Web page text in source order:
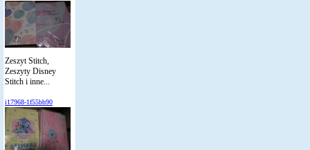
Zeszyt Stitch,
Zeszyty Disney
Stitch i inne...
i17968-1f55bb90